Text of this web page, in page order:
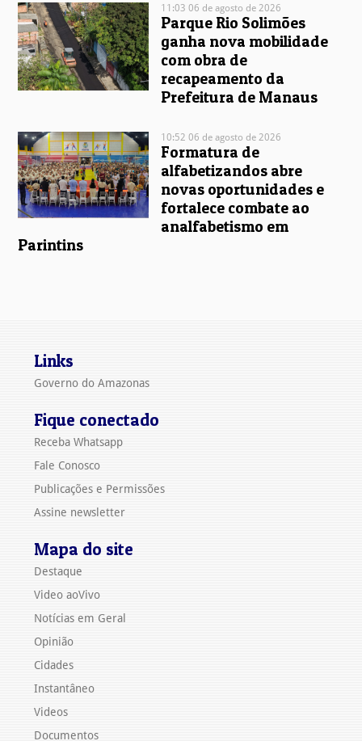
11:03 06 de agosto de 2026
Parque Rio Solimões
ganha nova mobilidade
com obra de
recapeamento da
Prefeitura de Manaus
10:52 06 de agosto de 2026
Formatura de
alfabetizandos abre
novas oportunidades e
fortalece combate ao
analfabetismo em
Parintins
Links
Governo do Amazonas
Fique conectado
Receba Whatsapp
Fale Conosco
Publicações e Permissões
Assine newsletter
Mapa do site
Destaque
Video aoVivo
Notícias em Geral
Opinião
Cidades
Instantâneo
Videos
Documentos